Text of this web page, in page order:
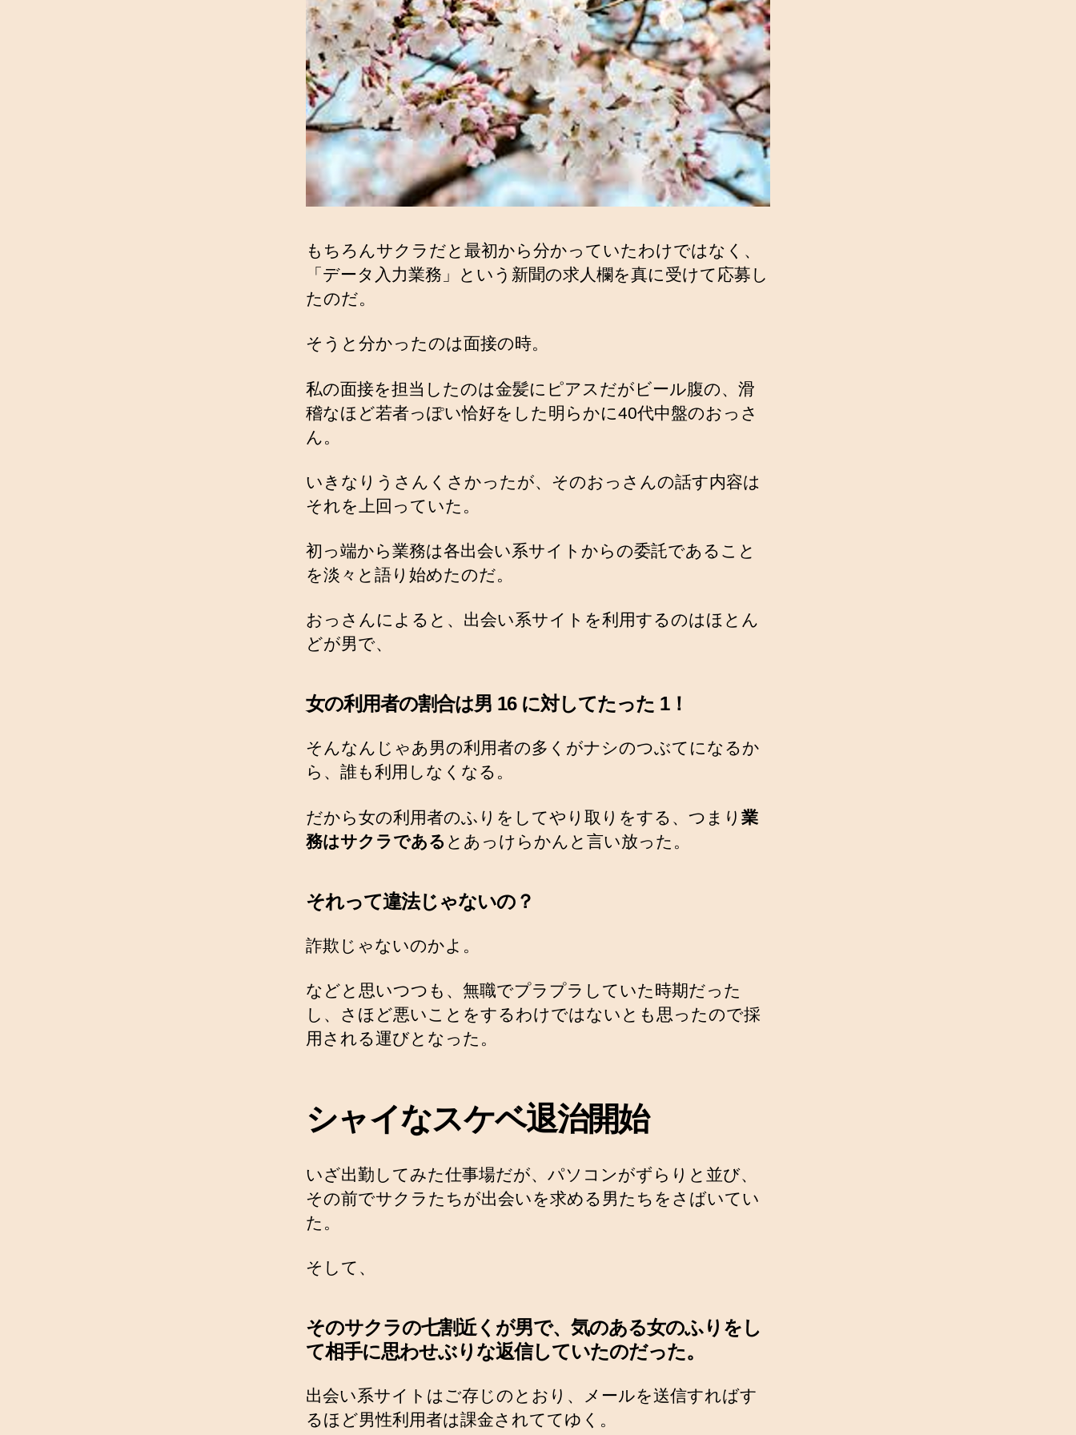
もちろんサクラだと最初から分かっていたわけではなく、
「データ入力業務」という新聞の求人欄を真に受けて応募し
たのだ。
そうと分かったのは面接の時。
私の面接を担当したのは金髪にピアスだがビール腹の、滑
稽なほど若者っぽい恰好をした明らかに40代中盤のおっさ
ん。
いきなりうさんくさかったが、そのおっさんの話す内容は
それを上回っていた。
初っ端から業務は各出会い系サイトからの委託であること
を淡々と語り始めたのだ。
おっさんによると、出会い系サイトを利用するのはほとん
どが男で、
女の利用者の割合は男 16 に対してたった 1！
そんなんじゃあ男の利用者の多くがナシのつぶてになるか
ら、誰も利用しなくなる。
だから女の利用者のふりをしてやり取りをする、つまり 業
務はサクラである とあっけらかんと言い放った。
それって違法じゃないの？
詐欺じゃないのかよ。
などと思いつつも、無職でプラプラしていた時期だった
し、さほど悪いことをするわけではないとも思ったので採
用される運びとなった。
シャイなスケベ退治開始
いざ出勤してみた仕事場だが、パソコンがずらりと並び、
その前でサクラたちが出会いを求める男たちをさばいてい
た。
そして、
そのサクラの七割近くが男で、気のある女のふりをし
て相手に思わせぶりな返信していたのだった。
出会い系サイトはご存じのとおり、メールを送信すればす
るほど男性利用者は課金されててゆく。